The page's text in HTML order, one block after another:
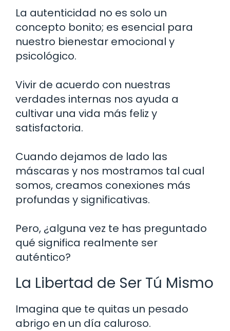
La autenticidad no es solo un
concepto bonito; es esencial para
nuestro bienestar emocional y
psicológico.
Vivir de acuerdo con nuestras
verdades internas nos ayuda a
cultivar una vida más feliz y
satisfactoria.
Cuando dejamos de lado las
máscaras y nos mostramos tal cual
somos, creamos conexiones más
profundas y significativas.
Pero, ¿alguna vez te has preguntado
qué significa realmente ser
auténtico?
La Libertad de Ser Tú Mismo
Imagina que te quitas un pesado
abrigo en un día caluroso.